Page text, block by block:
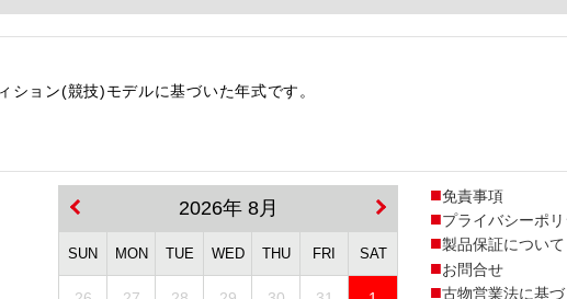
ョン(競技)モデルに基づいた年式です。
2026年 8月
SUN MON TUE WED THU FRI SAT
免責事項
プライバシーポ
製品保証について
お問合せ
古物営業法に基